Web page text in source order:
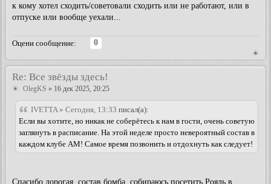
к кому хотел сходить/советовали сходить или не работают, или в
отпуске или вообще уехали...
Оцени сообщение:
0
Re: Все звёзды здесь!
OlegKS » 16 дек 2025, 20:25
IVETTA » Сегодня, 13:33 писал(а):
Если вы хотите, но никак не соберётесь к нам в гости, очень советую
заглянуть в расписание. На этой неделе просто невероятный состав в
каждом клубе АМ! Самое время позвонить и отдохнуть как следует!
Спасибо дорогая, состав бомба, собираюсь посетить Рояль в